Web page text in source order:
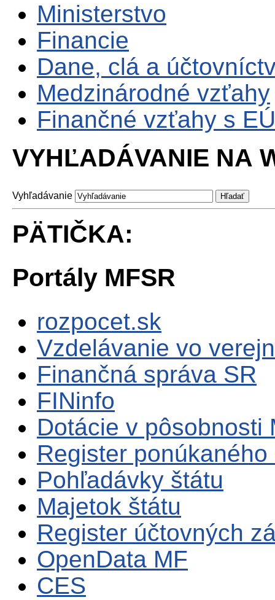
Ministerstvo
Financie
Dane, clá a
Medzinárodné vzťahy
Finančné vzťahy s EÚ
VYHĽADÁVANIE NA
Vyhľadávanie
PÄTIČKA:
Portály MFSR
rozpocet.sk
Vzdelávanie vo
Finančná správa SR
FINinfo
Dotácie v pôsobnosti
Register
Pohľadávky štátu
Majetok štátu
Register účtovných
OpenData MF
CES